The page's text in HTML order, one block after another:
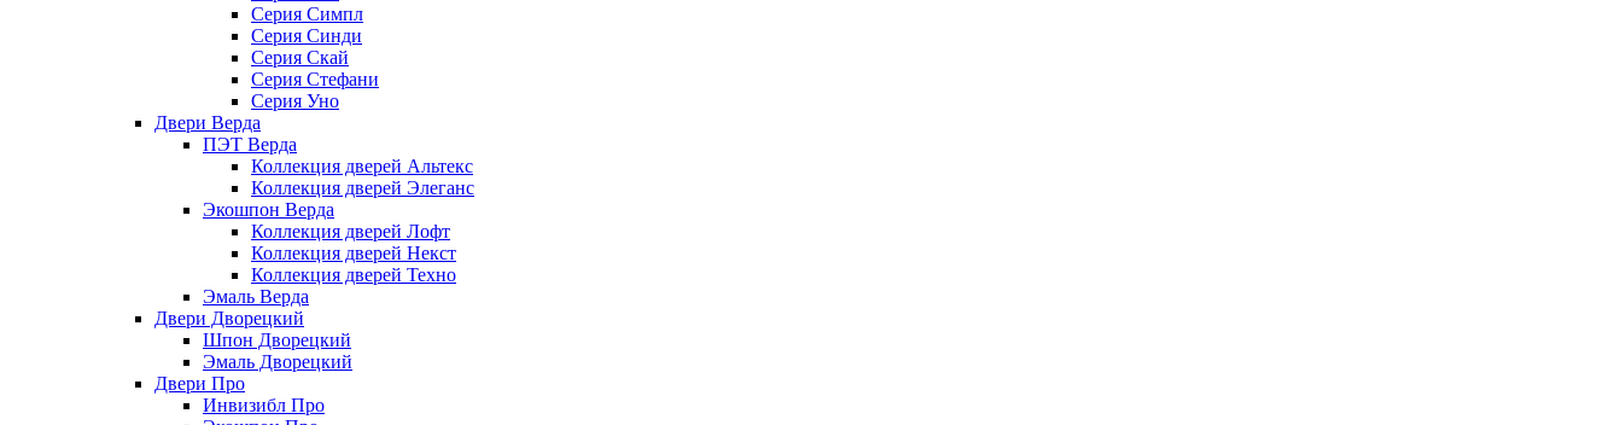
Серия Симпл
Серия Синди
Серия Скай
Серия Стефани
Серия Уно
Двери Верда
ПЭТ Верда
Коллекция дверей Альтекс
Коллекция дверей Элеганс
Экошпон Верда
Коллекция дверей Лофт
Коллекция дверей Некст
Коллекция дверей Техно
Эмаль Верда
Двери Дворецкий
Шпон Дворецкий
Эмаль Дворецкий
Двери Про
Инвизибл Про